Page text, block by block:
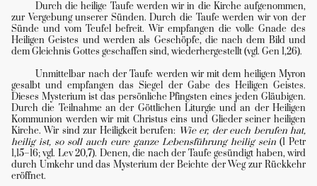
Durch die heilige Taufe werden wir in die Kirche aufgenommen,
zur Vergebung unserer Sünden. Durch die Taufe werden wir von der
Sünde und vom Teufel befreit. Wir empfangen die volle Gnade des
Heiligen Geistes und werden als Geschöpfe, die nach dem Bild und
dem Gleichnis Gottes geschaffen sind, wiederhergestellt (vgl. Gen 1,26).
Unmittelbar nach der Taufe werden wir mit dem heiligen Myron
gesalbt und empfangen das Siegel der Gabe des Heiligen Geistes.
Dieses Mysterium ist das persönliche Pfingsten eines jeden Gläubigen.
Durch die Teilnahme an der Göttlichen Liturgie und an der Heiligen
Kommunion werden wir mit Christus eins und Glieder seiner heiligen
Kirche. Wir sind zur Heiligkeit berufen: Wie er, der euch berufen hat,
heilig ist, so soll auch eure ganze Lebensführung heilig sein (1 Petr
1,15–16; vgl. Lev 20,7). Denen, die nach der Taufe gesündigt haben, wird
durch Umkehr und das Mysterium der Beichte der Weg zur Rückkehr
eröffnet.